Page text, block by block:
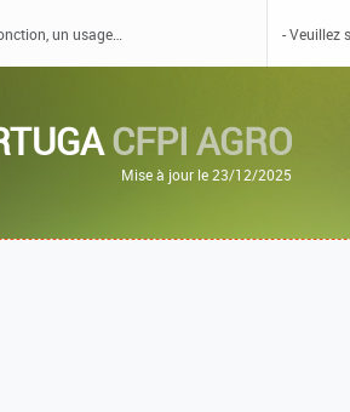
CFPI AGRO
Mise à jour le 23/12/2025